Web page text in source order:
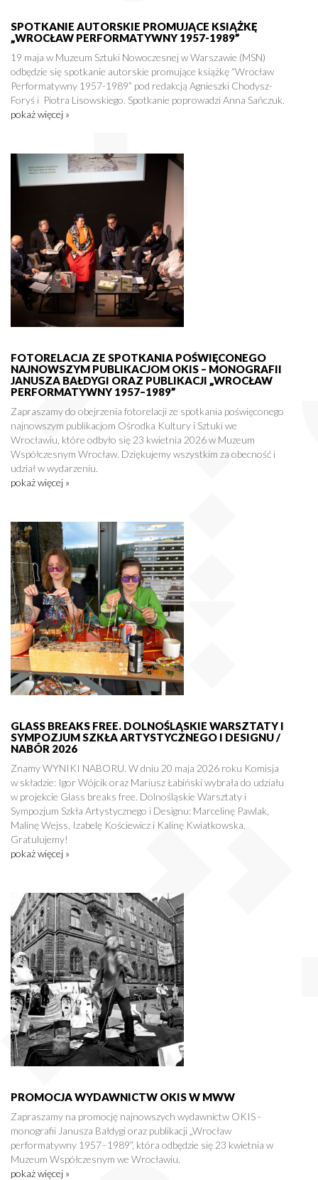
SPOTKANIE AUTORSKIE PROMUJĄCE KSIĄŻKĘ
„WROCŁAW PERFORMATYWNY 1957-1989”
19 maja w Muzeum Sztuki Nowoczesnej w Warszawie (MSN)
odbędzie się spotkanie autorskie promujące książkę “Wrocław
Performatywny 1957-1989” pod redakcją Agnieszki Chodysz-
Foryś i Piotra Lisowskiego. Spotkanie poprowadzi Anna Sańczuk.
pokaż więcej »
FOTORELACJA ZE SPOTKANIA POŚWIĘCONEGO
NAJNOWSZYM PUBLIKACJOM OKIS – MONOGRAFII
JANUSZA BAŁDYGI ORAZ PUBLIKACJI „WROCŁAW
PERFORMATYWNY 1957–1989”
Zapraszamy do obejrzenia fotorelacji ze spotkania poświęconego
najnowszym publikacjom Ośrodka Kultury i Sztuki we
Wrocławiu, które odbyło się 23 kwietnia 2026 w Muzeum
Współczesnym Wrocław. Dziękujemy wszystkim za obecność i
udział w wydarzeniu.
pokaż więcej »
GLASS BREAKS FREE. DOLNOŚLĄSKIE WARSZTATY I
SYMPOZJUM SZKŁA ARTYSTYCZNEGO I DESIGNU /
NABÓR 2026
Znamy WYNIKI NABORU. W dniu 20 maja 2026 roku Komisja
w składzie: Igor Wójcik oraz Mariusz Łabiński wybrała do udziału
w projekcie Glass breaks free. Dolnośląskie Warsztaty i
Sympozjum Szkła Artystycznego i Designu: Marcelinę Pawlak,
Malinę Wejss, Izabelę Kościewicz i Kalinę Kwiatkowska,
Gratulujemy!
pokaż więcej »
PROMOCJA WYDAWNICTW OKIS W MWW
Zapraszamy na promocję najnowszych wydawnictw OKIS -
monografii Janusza Bałdygi oraz publikacji „Wrocław
performatywny 1957–1989”, która odbędzie się 23 kwietnia w
Muzeum Współczesnym we Wrocławiu.
pokaż więcej »